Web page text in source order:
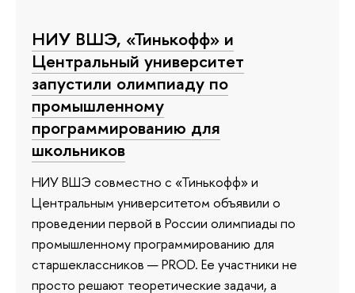
НИУ ВШЭ, «Тинькофф» и
Центральный университет
запустили олимпиаду по
промышленному
программированию для
школьников
НИУ ВШЭ совместно с «Тинькофф» и
Центральным университетом объявили о
проведении первой в России олимпиады по
промышленному программированию для
старшеклассников — PROD. Ее участники не
просто решают теоретические задачи, а